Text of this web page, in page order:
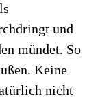
und
mündet. So
Keine
nicht